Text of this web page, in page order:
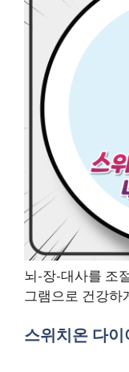
뇌-장-대사를 조
그램으로 건강하
스위치온 다